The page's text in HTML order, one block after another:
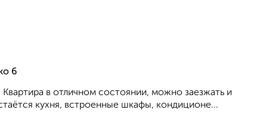
6
в отличном состоянии, можно заезжать и
кухня, встроенные шкафы, кондиционе...